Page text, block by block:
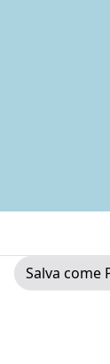
Salva come